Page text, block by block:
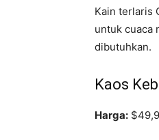
Kain terlaris
untuk cuaca
dibutuhkan.
Kaos
Harga: